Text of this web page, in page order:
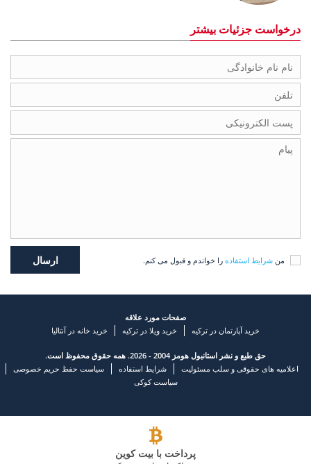
درخواست جزئیات بیشتر
من شرایط استفاده را خواندم و قبول می کنم.
صفحات مورد علاقه
خرید آپارتمان در ترکیه
خرید ویلا در ترکیه خرید خانه در آنتالیا
حق طبع و نشر استانبول هومز 2004 - 2026. همه حقوق محفوظ است.
اعلامیه های حقوقی و سلب مسئولیت
شرایط استفاده
سیاست حفظ حریم خصوصی
سیاست کوکی
پرداخت با بیت کوین